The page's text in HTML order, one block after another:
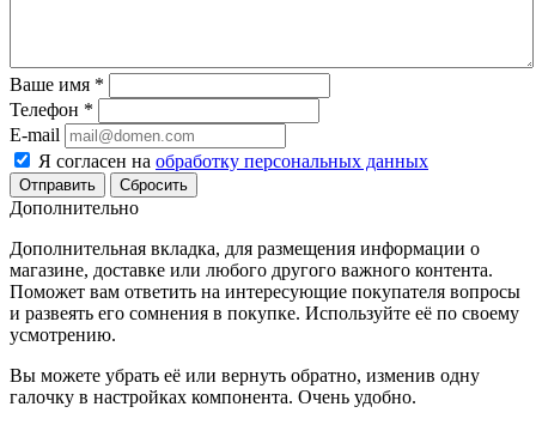
Ваше имя *
Телефон *
E-mail
Я согласен на обработку персональных данных
Сбросить
Дополнительно
Дополнительная вкладка, для размещения информации о
магазине, доставке или любого другого важного контента.
Поможет вам ответить на интересующие покупателя вопросы
и развеять его сомнения в покупке. Используйте её по своему
усмотрению.
Вы можете убрать её или вернуть обратно, изменив одну
галочку в настройках компонента. Очень удобно.